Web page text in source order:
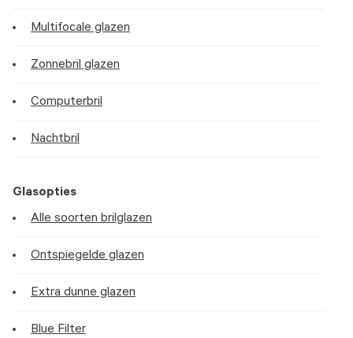
Multifocale glazen
Zonnebril glazen
Computerbril
Nachtbril
Glasopties
Alle soorten brilglazen
Ontspiegelde glazen
Extra dunne glazen
Blue Filter